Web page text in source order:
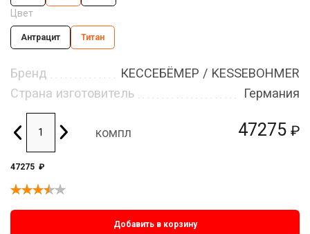
47275 ₽
Цвет
Антрацит Титан
Бренд
КЕССЕБЁМЕР / KESSEBOHMER
Страна изготовитель
Германия
компл
47275 ₽
Добавить в корзину